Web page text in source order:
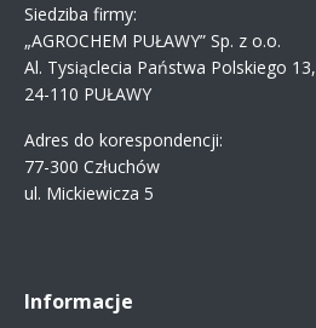
Siedziba firmy:
„AGROCHEM PUŁAWY” Sp. z o.o.
Al. Tysiąclecia Państwa Polskiego 13,
24-110 PUŁAWY
Adres do korespondencji:
77-300 Człuchów
ul. Mickiewicza 5
Informacje